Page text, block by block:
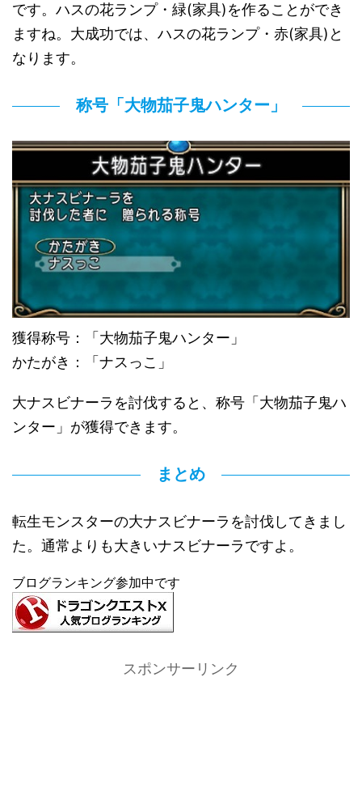
です。ハスの花ランプ・緑(家具)を作ることができ
ますね。大成功では、ハスの花ランプ・赤(家具)と
なります。
称号「大物茄子鬼ハンター」
獲得称号：「大物茄子鬼ハンター」
かたがき：「ナスっこ」
大ナスビナーラを討伐すると、称号「大物茄子鬼ハ
ンター」が獲得できます。
まとめ
転生モンスターの大ナスビナーラを討伐してきまし
た。通常よりも大きいナスビナーラですよ。
ブログランキング参加中です
スポンサーリンク